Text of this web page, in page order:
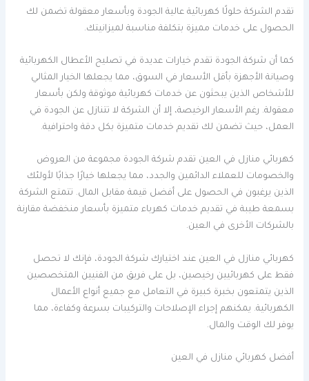
تقدم الشركة حلولًا كهربائية عالية الجودة وبأسعار معقولة تضمن لك
الحصول على خدمات مميزة بتكلفة مناسبة لميزانيتك.
كما أن شركة الجودة تقدم خيارات عديدة في تصليح الأعطال الكهربائية
وصيانة الأجهزة بأقل الأسعار في السوق، مما يجعلها الخيار المثالي
للأشخاص الذين يبحثون عن خدمات كهربائية موثوقة ولكن بأسعار
معقولة. رغم الأسعار الرخيصة، إلا أن الشركة لا تتنازل عن الجودة في
العمل، حيث تضمن لك تقديم خدمات متميزة بكل دقة واحترافية.
كهربائي منازل في العين تقدم شركة الجودة مجموعة من العروض
والخصومات للعملاء الدائمين والجدد، مما يجعلها خيارًا جذابًا لأولئك
الذين يرغبون في الحصول على أفضل قيمة مقابل المال. تتمتع الشركة
بسمعة طيبة في تقديم خدمات كهرباء متميزة بأسعار منخفضة مقارنة
بالشركات الأخرى في العين.
كهربائي منازل في العين عند اختيارك شركة الجودة، فإنك لا تحصل
فقط على كهربائيين رخيصين، بل على فريق من الفنيين المتخصصين
الذين يتمتعون بخبرة كبيرة في التعامل مع جميع أنواع الأعمال
الكهربائية. يمكنهم إجراء الإصلاحات والتركيبات بسرعة وكفاءة، مما
يوفر لك الوقت والمال.
أفضل كهربائي منازل في العين